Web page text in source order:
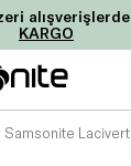
alışverişlerde
KARGO